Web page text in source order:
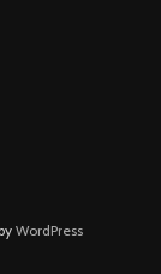
WordPress